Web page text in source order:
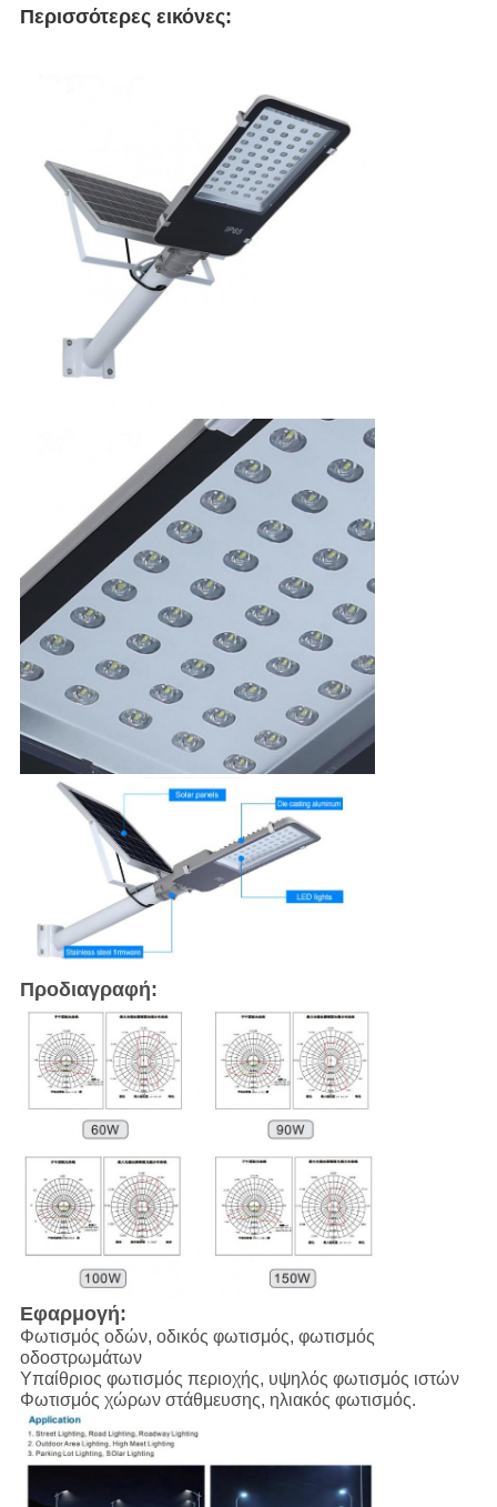
Περισσότερες εικόνες:
Προδιαγραφή:
Εφαρμογή:
Φωτισμός οδών, οδικός φωτισμός, φωτισμός
οδοστρωμάτων
Υπαίθριος φωτισμός περιοχής, υψηλός φωτισμός ιστών
Φωτισμός χώρων στάθμευσης, ηλιακός φωτισμός.